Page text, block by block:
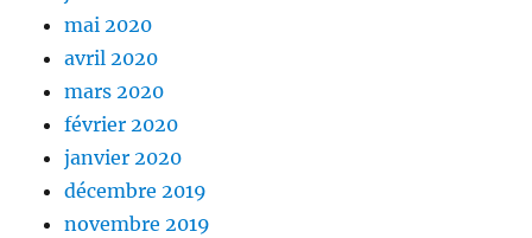
mai 2020
avril 2020
mars 2020
février 2020
janvier 2020
décembre 2019
novembre 2019